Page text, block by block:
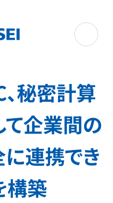
秘密計算
企業間の
連携でき
構築